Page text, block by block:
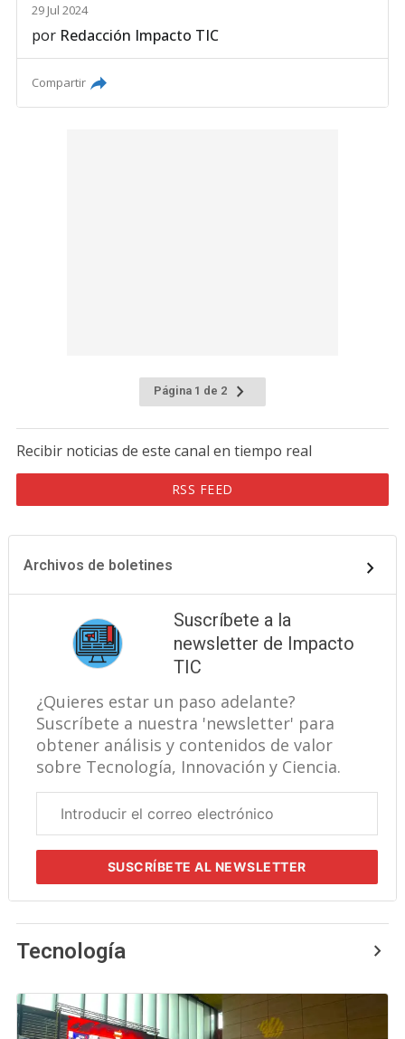
29 Jul 2024
por Redacción Impacto TIC
Compartir
Página 1 de 2
Recibir noticias de este canal en tiempo real
RSS FEED
Archivos de boletines
Suscríbete a la
newsletter de Impacto
TIC
¿Quieres estar un paso adelante?
Suscríbete a nuestra 'newsletter' para
obtener análisis y contenidos de valor
sobre Tecnología, Innovación y Ciencia.
electrónico
SUSCRÍBETEAL NEWSLETTER
Tecnología